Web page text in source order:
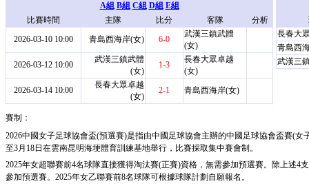
A組 B組 C組 D組 E組
比賽時間
主隊 比分 客隊
分析
2026-03-10 10:00
青島西海岸(女) 6-0
武漢三鎮武體
(女)
2026-03-12 10:00
武漢三鎮武體
(女)
1-3
長春大眾卓越
(女)
2026-03-14 10:00
長春大眾卓越
(女)
2-1 青島西海岸(女)
長春大
青島西
武漢三
賽制：
2026中國女子足球協會盃(預選賽)是指由中國足球協會主辦的中國足球協會盃賽(
至3月18日在雲南昆明海埂體育訓練基地舉行，比賽採取集中賽會制。
2025年女超聯賽前4名球隊直接獲得淘汰賽(正賽)資格，無需參加預選賽。除上述4
參加預選賽。2025年女乙聯賽前8名球隊可根據球隊計劃自願報名。